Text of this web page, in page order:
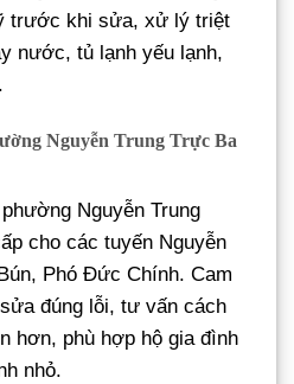
trước khi sửa, xử lý triệt
nước, tủ lạnh yếu lạnh,
Nguyễn Trung Trực Ba
Nguyễn Trung
cho các tuyến Nguyễn
Phó Đức Chính. Cam
đúng lỗi, tư vấn cách
hơn, phù hợp hộ gia đình
nhỏ.